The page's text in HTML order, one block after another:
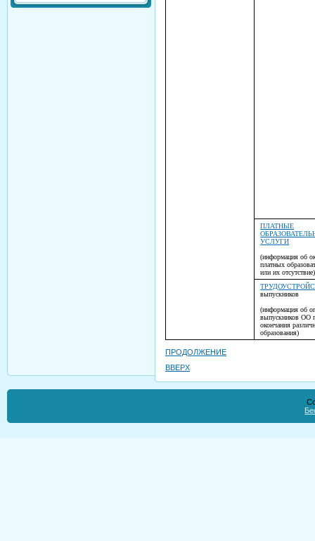
ПЛАТНЫЕ
УСЛУГИ
(информация об
платных
или их отсутствие)
выпускников
(информация об
выпускников ОО
окончания
образования)
ПРОДОЛЖЕНИЕ
ВВЕРХ